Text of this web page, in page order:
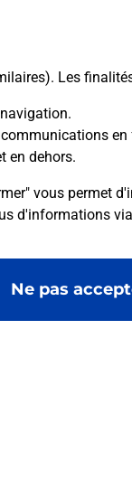
Les
en dehors.
vous permet
d'informations via
Ne pas